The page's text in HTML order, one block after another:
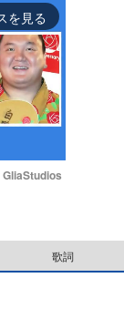
を見る
GliaStudios
歌詞